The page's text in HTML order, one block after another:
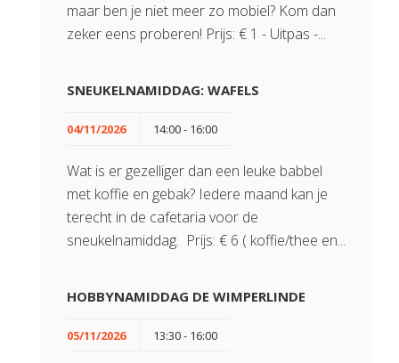
maar ben je niet meer zo mobiel? Kom dan
zeker eens proberen! Prijs: € 1 - Uitpas -...
SNEUKELNAMIDDAG: WAFELS
04/11/2026 14:00 - 16:00
Wat is er gezelliger dan een leuke babbel
met koffie en gebak? Iedere maand kan je
terecht in de cafetaria voor de
sneukelnamiddag. Prijs: € 6 ( koffie/thee en...
HOBBYNAMIDDAG DE WIMPERLINDE
05/11/2026 13:30 - 16:00